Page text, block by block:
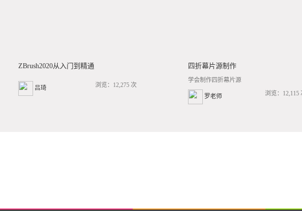
ZBrush2020从入门到精通
吕琦 浏览：12,275 次
四折幕片源制作
学会制作四折幕片源
罗老师 浏览：12,115